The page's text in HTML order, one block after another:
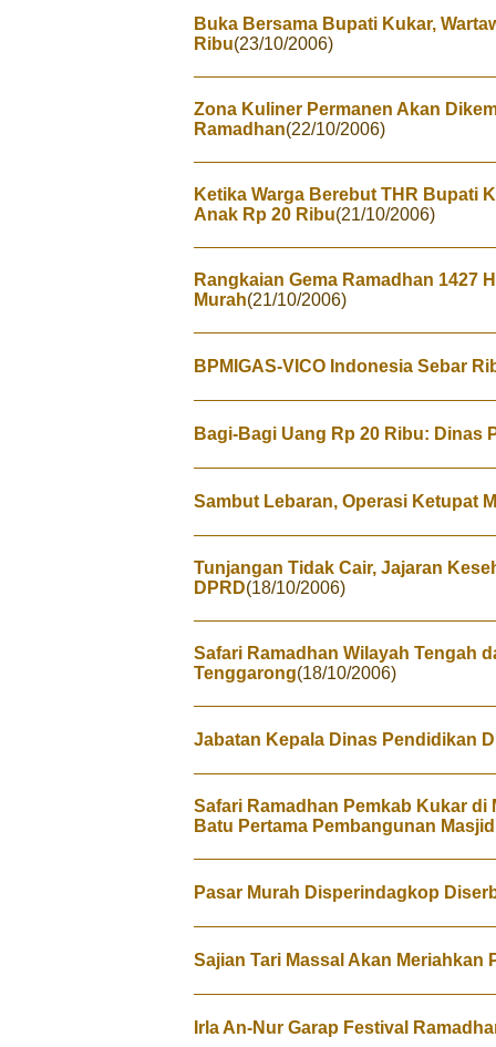
Buka Bersama Bupati Kukar,
Ribu(23/10/2006)
Zona Kuliner Permanen Akan
Ramadhan(22/10/2006)
Ketika Warga Berebut THR Bupati
Anak Rp 20 Ribu(21/10/2006)
Rangkaian Gema Ramadhan 1427
Murah(21/10/2006)
BPMIGAS-VICO Indonesia Sebar
Bagi-Bagi Uang Rp 20 Ribu: Dinas
Sambut Lebaran, Operasi Ketupat
Tunjangan Tidak Cair, Jajaran
DPRD(18/10/2006)
Safari Ramadhan Wilayah Tengah
Tenggarong(18/10/2006)
Jabatan Kepala Dinas Pendidikan
Safari Ramadhan Pemkab Kukar
Batu Pertama Pembangunan
Pasar Murah Disperindagkop
Sajian Tari Massal Akan Meriahkan
Irla An-Nur Garap Festival